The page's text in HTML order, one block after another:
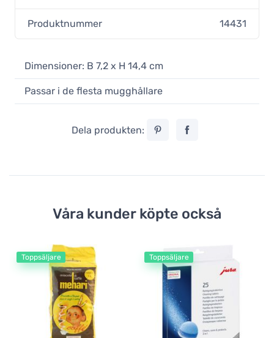
Produktnummer 14431
Dimensioner: B 7,2 x H 14,4 cm
Passar i de flesta mugghållare
Dela produkten:
Våra kunder köpte också
Toppsäljare Toppsäljare